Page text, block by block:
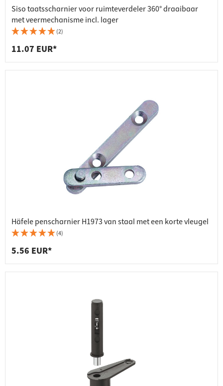
Siso taatsscharnier voor ruimteverdeler 360° draaibaar
met veermechanisme incl. lager
(2)
11.07 EUR*
Häfele penscharnier H1973 van staal met een korte vleugel
(4)
5.56 EUR*